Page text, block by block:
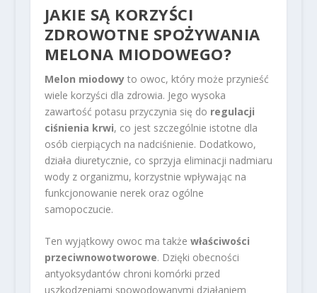
JAKIE SĄ KORZYŚCI
ZDROWOTNE SPOŻYWANIA
MELONA MIODOWEGO?
Melon miodowyto owoc, który może przynieść
wiele korzyści dla zdrowia. Jego wysoka
zawartość potasu przyczynia się do regulacji
ciśnienia krwi, co jest szczególnie istotne dla
osób cierpiących na nadciśnienie. Dodatkowo,
działa diuretycznie, co sprzyja eliminacji nadmiaru
wody z organizmu, korzystnie wpływając na
funkcjonowanie nerek oraz ogólne
samopoczucie.
Ten wyjątkowy owoc ma także właściwości
przeciwnowotworowe. Dzięki obecności
antyoksydantów chroni komórki przed
uszkodzeniami spowodowanymi działaniem